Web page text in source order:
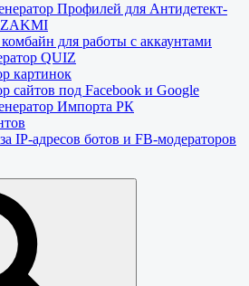
Профилей для Антидетект-
для работы с аккаунтами
QUIZ
картинок
сайтов под Facebook и Google
Импорта РК
IP-адресов ботов и FB-модераторов